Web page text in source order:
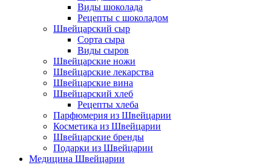
Виды шоколада
Рецепты с шоколадом
Швейцарский сыр
Сорта сыра
Виды сыров
Швейцарские ножи
Швейцарские лекарства
Швейцарские вина
Швейцарский хлеб
Рецепты хлеба
Парфюмерия из Швейцарии
Косметика из Швейцарии
Швейцарские бренды
Подарки из Швейцарии
Медицина Швейцарии